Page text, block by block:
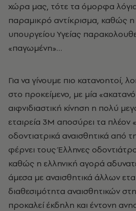
χώρα μας, τότε τα όμορφα
παραμικρό αντίκρισμα, καθώς η
υπουργείου Υγείας
«παγωμένη»…
Για να γίνουμε πιο κατανοητοί,
στο προκείμενο, με μία
αιφνιδιαστική κίνηση η πολύ
εταιρεία 3M αποσύρει τα πλέον
οδοντιατρικά αναισθητικά από
φέρνει τους Έλληνες
καθώς η ελληνική αγορά
άμεσα με αναισθητικά άλλων
διαθεσιμότητα αναισθητικών
προκαλεί έκδηλη και έντονη